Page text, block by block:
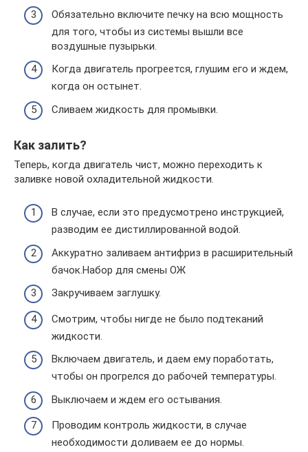
Обязательно включите печку на всю мощность
для того, чтобы из системы вышли все
воздушные пузырьки.
Когда двигатель прогреется, глушим его и ждем,
когда он остынет.
Сливаем жидкость для промывки.
Как залить?
Теперь, когда двигатель чист, можно переходить к
заливке новой охладительной жидкости.
В случае, если это предусмотрено инструкцией,
разводим ее дистиллированной водой.
Аккуратно заливаем антифриз в расширительный
бачок.Набор для смены ОЖ
Закручиваем заглушку.
Смотрим, чтобы нигде не было подтеканий
жидкости.
Включаем двигатель, и даем ему поработать,
чтобы он прогрелся до рабочей температуры.
Выключаем и ждем его остывания.
Проводим контроль жидкости, в случае
необходимости доливаем ее до нормы.